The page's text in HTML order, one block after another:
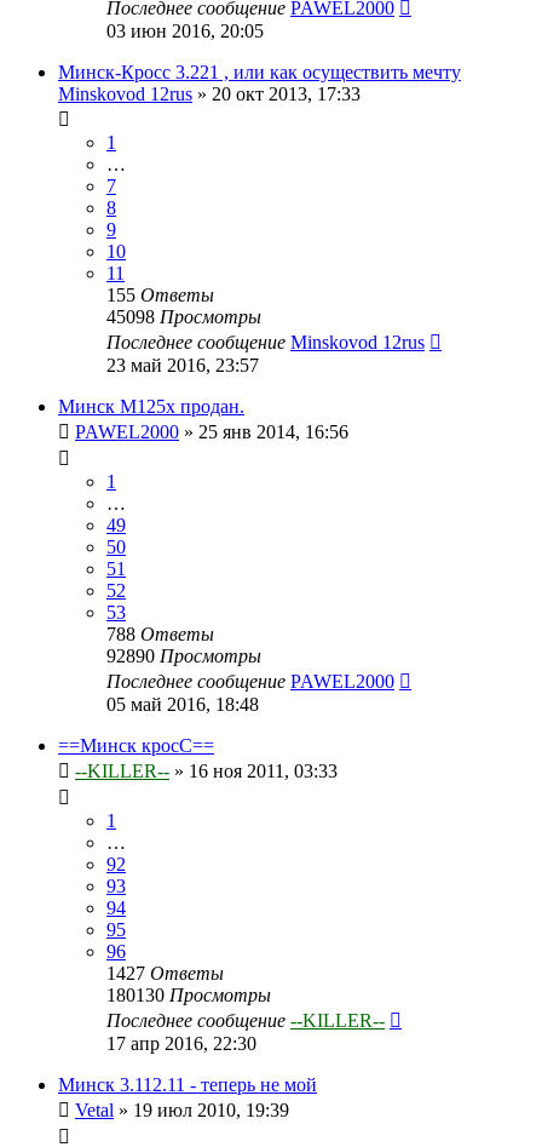
Последнее сообщение PAWEL2000
03 июн 2016, 20:05
Минск-Кросс 3.221 , или как осуществить мечту
Minskovod 12rus » 20 окт 2013, 17:33
1
…
7
8
9
10
11
155 Ответы
45098 Просмотры
Последнее сообщение Minskovod 12rus
23 май 2016, 23:57
Минск М125х продан.
PAWEL2000 » 25 янв 2014, 16:56
1
…
49
50
51
52
53
788 Ответы
92890 Просмотры
Последнее сообщение PAWEL2000
05 май 2016, 18:48
==Минск кросС==
--KILLER-- » 16 ноя 2011, 03:33
1
…
92
93
94
95
96
1427 Ответы
180130 Просмотры
Последнее сообщение --KILLER--
17 апр 2016, 22:30
Минск 3.112.11 - теперь не мой
Vetal » 19 июл 2010, 19:39